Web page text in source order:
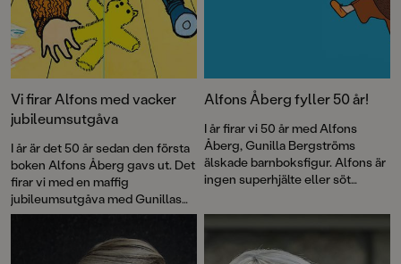
Vi firar Alfons med vacker
jubileumsutgåva
I år är det 50 år sedan den första
boken Alfons Åberg gavs ut. Det
firar vi med en maffig
jubileumsutgåva med Gunillas
Bergströms bästa
författaren själv.
Alfons Åberg fyller 50 år!
I år firar vi 50 år med Alfons
Åberg, Gunilla Bergströms
älskade barnboksfigur. Alfons är
ingen superhjälte eller söt
vi. Och kanske är det just därför
som han blivit vår kompis.